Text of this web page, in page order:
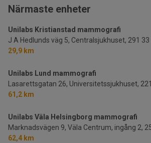
Närmaste enheter
Unilabs Kristianstad mammografi
J A Hedlunds väg 5, Centralsjukhuset, 291
29,9 km
Unilabs Lund mammografi
Lasarettsgatan 26, Universitetssjukhuset,
61,2 km
Unilabs Väla Helsingborg mammografi
Marknadsvägen 9, Väla Centrum, ingång 2,
62,4 km